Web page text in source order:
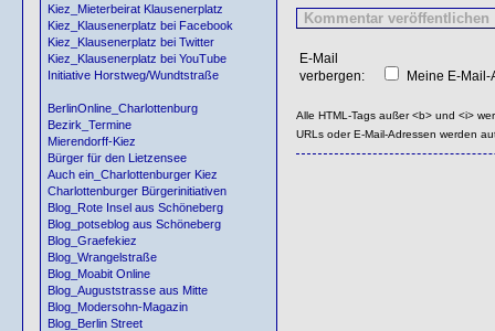
Kiez_Mieterbeirat Klausenerplatz
Kiez_Klausenerplatz bei Facebook
Kiez_Klausenerplatz bei Twitter
Kiez_Klausenerplatz bei YouTube
Initiative Horstweg/Wundtstraße
BerlinOnline_Charlottenburg
Bezirk_Termine
Mierendorff-Kiez
Bürger für den Lietzensee
Auch ein_Charlottenburger Kiez
Charlottenburger Bürgerinitiativen
Blog_Rote Insel aus Schöneberg
Blog_potseblog aus Schöneberg
Blog_Graefekiez
Blog_Wrangelstraße
Blog_Moabit Online
Blog_Auguststrasse aus Mitte
Blog_Modersohn-Magazin
Blog_Berlin Street
E-Mail
verbergen:
Meine E-
Alle HTML-Tags außer <b> und <i>
URLs oder E-Mail-Adressen werden